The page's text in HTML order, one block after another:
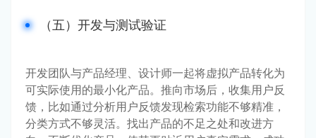
（五）开发与测试验证
开发团队与产品经理、设计师一起将虚拟产品转化为
可实际使用的最小化产品。推向市场后，收集用户反
馈，比如通过分析用户反馈发现检索功能不够精准，
分类方式不够灵活。找出产品的不足之处和改进方